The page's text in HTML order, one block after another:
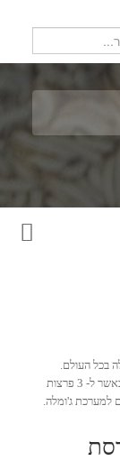
בכל העולם.
גירסת ג'ומלה זו כוללת תיקוני אבטחה לסדרת ג'ומלה 3x באשר ל- 3 פרצות